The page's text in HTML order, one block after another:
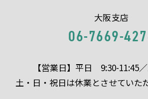
大阪支店
06-7669-
【営業日】平日 9:30-11:45
土・日・祝日は休業とさせていた